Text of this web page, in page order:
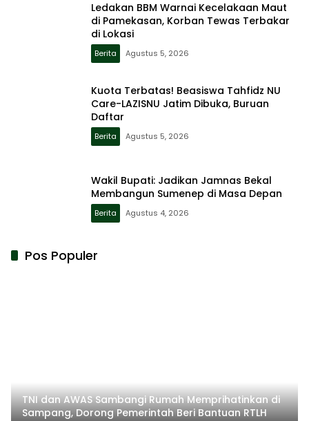
Ledakan BBM Warnai Kecelakaan Maut
di Pamekasan, Korban Tewas Terbakar
di Lokasi
Berita Agustus 5, 2026
Kuota Terbatas! Beasiswa Tahfidz NU
Care-LAZISNU Jatim Dibuka, Buruan
Daftar
Berita Agustus 5, 2026
Wakil Bupati: Jadikan Jamnas Bekal
Membangun Sumenep di Masa Depan
Berita Agustus 4, 2026
Pos Populer
TNI dan AWAS Sambangi Rumah Memprihatinkan di
Sampang, Dorong Pemerintah Beri Bantuan RTLH